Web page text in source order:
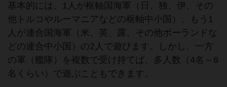
基本的には、1人が枢軸国海軍（日、独、伊、その
他トルコやルーマニアなどの枢軸中小国）、もう1
人が連合国海軍（米、英、露、その他ポーランドな
どの連合中小国）の2人で遊びます。しかし、一方
の軍（艦隊）を複数で受け持てば、多人数（4名～6
名くらい）で遊ぶこともできます。